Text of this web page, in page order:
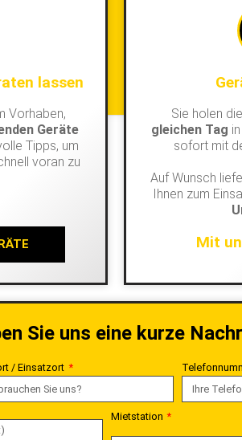
lassen
Vorhaben,
Geräte
Tipps, um
voran zu
Sie holen
gleichen Tag in
sofort mit
Auf Wunsch
Ihnen zum
Mit
Sie uns eine kurze
/ Einsatzort
Mietstation